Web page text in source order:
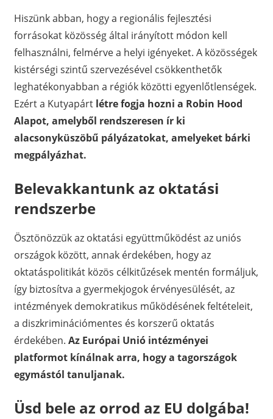
Hiszünk abban, hogy a regionális fejlesztési
forrásokat közösség által irányított módon kell
felhasználni, felmérve a helyi igényeket. A közösségek
kistérségi szintű szervezésével csökkenthetők
leghatékonyabban a régiók közötti egyenlőtlenségek.
Ezért a Kutyapárt létre fogja hozni a Robin Hood
Alapot, amelyből rendszeresen ír ki
alacsonyküszöbű pályázatokat, amelyeket bárki
megpályázhat.
Belevakkantunk az oktatási
rendszerbe
Ösztönözzük az oktatási együttműködést az uniós
országok között, annak érdekében, hogy az
oktatáspolitikát közös célkitűzések mentén formáljuk,
így biztosítva a gyermekjogok érvényesülését, az
intézmények demokratikus működésének feltételeit,
a diszkriminációmentes és korszerű oktatás
érdekében. Az Európai Unió intézményei
platformot kínálnak arra, hogy a tagországok
egymástól tanuljanak.
Üsd bele az orrod az EU dolgába!